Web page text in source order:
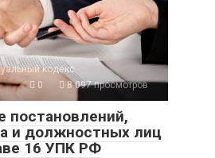
кодекс
0
8 097 просмотров
постановлений,
и должностных лиц
16 УПК РФ